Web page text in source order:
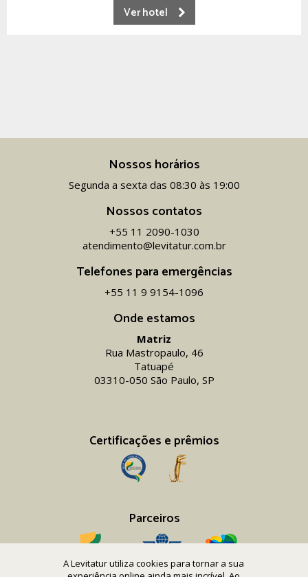
A Levitatur utiliza cookies para tornar a sua
Ver hotel
Onde estamos
Matriz
Rua Mastropaulo, 46
Tatuapé
03310-050 São Paulo, SP
Certificações e prêmios
Parceiros
Nossos horários
Segunda a sexta das 08:30 às 19:00
Nossos contatos
+55 11 2090-1030
atendimento@levitatur.com.br
Telefones para emergências
+55 11 9 9154-1096‬